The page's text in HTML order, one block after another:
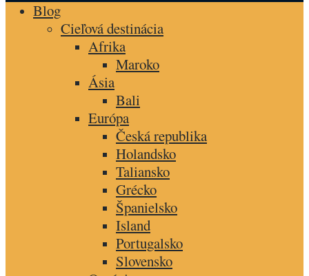
Blog
Cieľová destinácia
Afrika
Maroko
Ásia
Bali
Európa
Česká republika
Holandsko
Taliansko
Grécko
Španielsko
Island
Portugalsko
Slovensko